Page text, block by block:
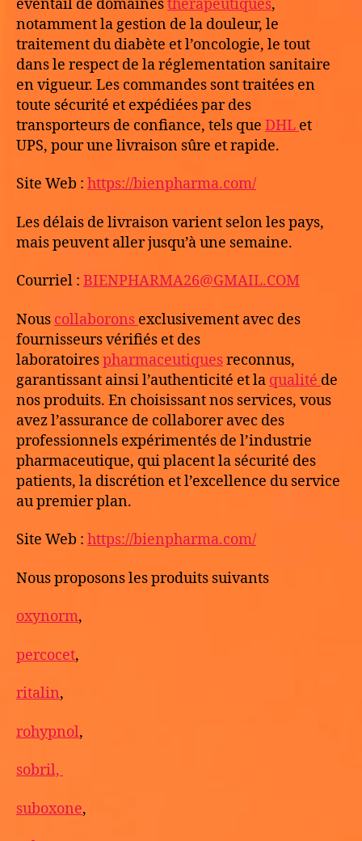
éventail de domainesthérapeutiques,
notamment la gestion de la douleur, le
traitement du diabète et l’oncologie, le tout
dans le respect de la réglementation sanitaire
en vigueur. Les commandes sont traitées en
toute sécurité et expédiées par des
transporteurs de confiance, tels que DHL et
UPS, pour une livraison sûre et rapide.
Site Web : https://bienpharma.com/
Les délais de livraison varient selon les pays,
mais peuvent aller jusqu’à une semaine.
Courriel : BIENPHARMA26@GMAIL.COM
Nous collaborons exclusivement avec des
fournisseurs vérifiés et des
laboratoirespharmaceutiquesreconnus,
garantissant ainsi l’authenticité et la qualité de
nos produits. En choisissant nos services, vous
avez l’assurance de collaborer avec des
professionnels expérimentés de l’industrie
pharmaceutique, qui placent la sécurité des
patients, la discrétion et l’excellence du service
au premier plan.
Site Web : https://bienpharma.com/
Nous proposons les produits suivants
oxynorm,
percocet,
ritalin,
rohypnol,
sobril,
suboxone,